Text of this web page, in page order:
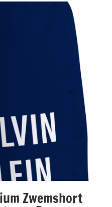
Zwemshort